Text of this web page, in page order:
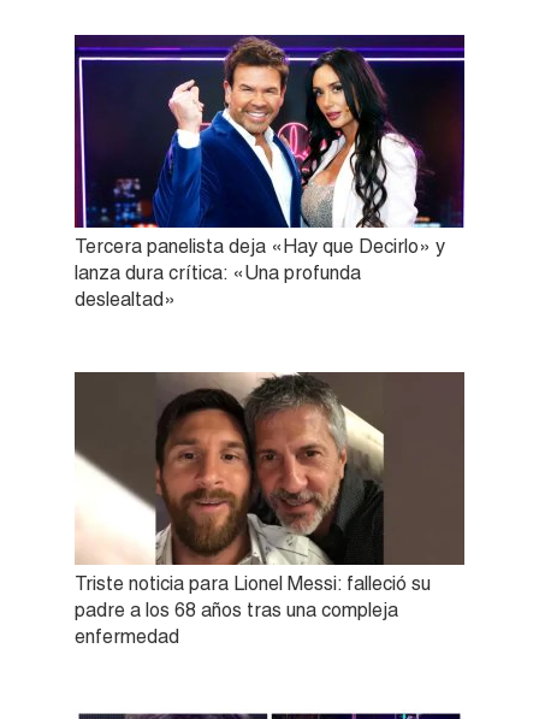
Tercera panelista deja «Hay que Decirlo» y
lanza dura crítica: «Una profunda
deslealtad»
Triste noticia para Lionel Messi: falleció su
padre a los 68 años tras una compleja
enfermedad